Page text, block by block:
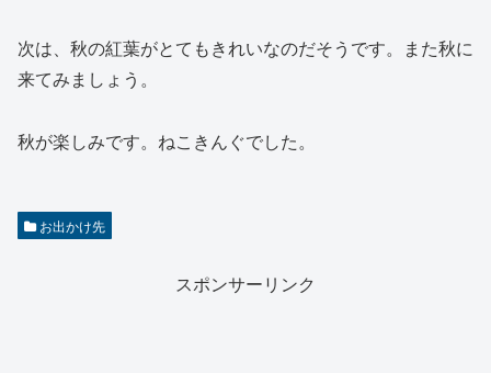
次は、秋の紅葉がとてもきれいなのだそうです。また秋に
来てみましょう。
秋が楽しみです。ねこきんぐでした。
お出かけ先
スポンサーリンク